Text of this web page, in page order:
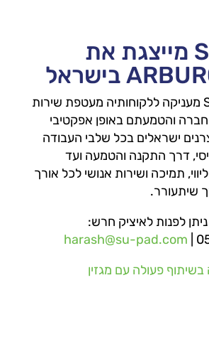
SU-PAD מייצגת את
חברת SU-PAD מעניקה ללקוחותיה מעטפת שירות
והטמעתם באופן אפקטיבי
ישראלים בכל שלבי העבודה
דרך התקנה והטמעה ועד
תמיכה ושירות אנושי לכל אורך
שיתעורר.
לפנות לאיציק חרש:
harash@su-pad.com |
פעולה עם מגזין